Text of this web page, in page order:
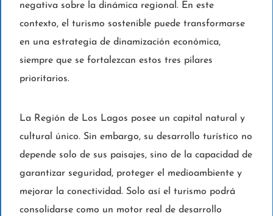
negativa sobre la dinámica regional. En este
contexto, el turismo sostenible puede transformarse
en una estrategia de dinamización económica,
siempre que se fortalezcan estos tres pilares
prioritarios.
La Región de Los Lagos posee un capital natural y
cultural único. Sin embargo, su desarrollo turístico no
depende solo de sus paisajes, sino de la capacidad de
garantizar seguridad, proteger el medioambiente y
mejorar la conectividad. Solo así el turismo podrá
consolidarse como un motor real de desarrollo